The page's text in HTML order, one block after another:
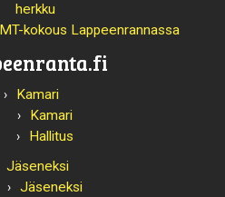
herkku
kokous Lappeenrannassa
Kamari
Kamari
Hallitus
Jäseneksi
Jäseneksi